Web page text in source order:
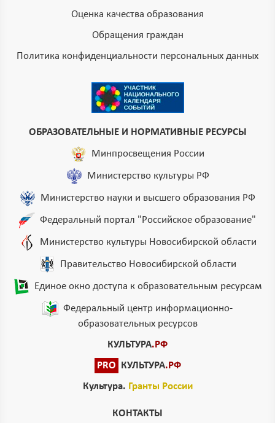
Оценка качества образования
Обращения граждан
Политика конфиденциальности персональных данных
ОБРАЗОВАТЕЛЬНЫЕ И НОРМАТИВНЫЕ РЕСУРСЫ
Минпросвещения России
Министерство культуры РФ
Министерство науки и высшего образования РФ
Федеральный портал "Российское образование"
Министерство культуры Новосибирской области
Правительство Новосибирской области
Единое окно доступа к образовательным ресурсам
Федеральный центр информационно-
образовательных ресурсов
КУЛЬТУРА.РФ
PRO
КУЛЬТУРА.РФ
Культура. Гранты России
КОНТАКТЫ